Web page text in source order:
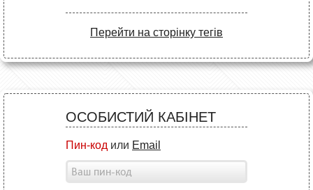
Перейти на сторінку тегів
ОСОБИСТИЙ КАБІНЕТ
Пин-код или Email